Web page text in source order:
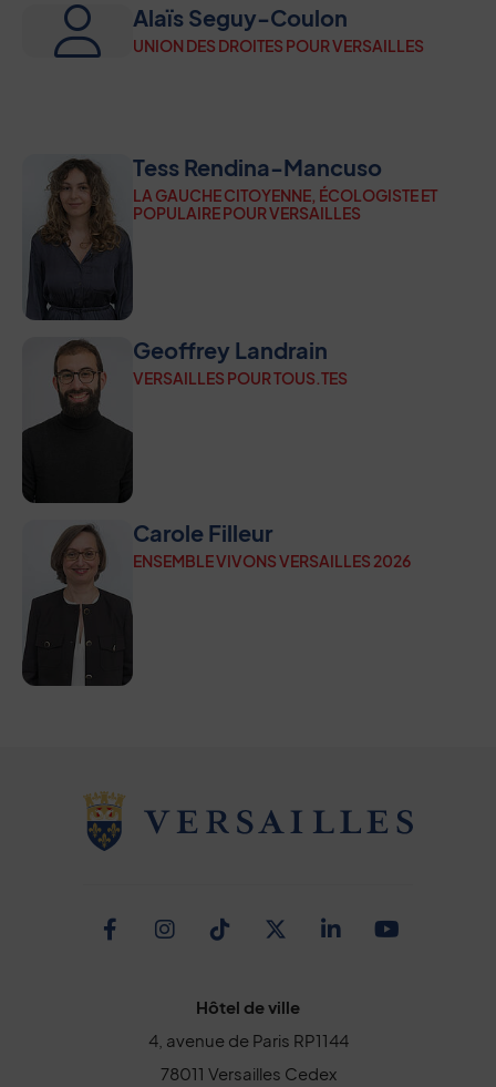
Alaïs Seguy-Coulon
UNION DES DROITES POUR VERSAILLES
Tess Rendina-Mancuso
LA GAUCHE CITOYENNE, ÉCOLOGISTE ET
POPULAIRE POUR VERSAILLES
Geoffrey Landrain
VERSAILLES POUR TOUS.TES
Carole Filleur
ENSEMBLE VIVONS VERSAILLES 2026
Facebook
Instagram
TikTokTwitter
Linkedin
Hôtel de ville
4, avenue de Paris RP1144
78011 Versailles Cedex